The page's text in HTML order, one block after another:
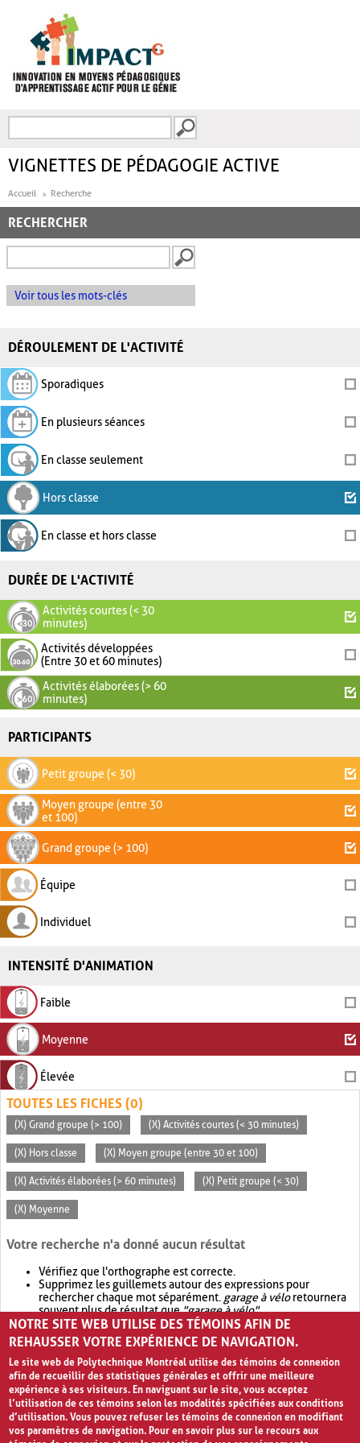
FORMULAIRE DE
VIGNETTES DE PÉDAGOGIE ACTIVE
Accueil Recherche
RECHERCHER
Voir tous les mots-clés
DÉROULEMENT DE L'ACTIVITÉ
Sporadiques
En plusieurs séances
En classe seulement
Hors classe
En classe et hors classe
DURÉE DE L'ACTIVITÉ
Activités courtes (< 30
minutes)
Activités développées
(Entre 30 et 60 minutes)
Activités élaborées (> 60
minutes)
PARTICIPANTS
Petit groupe (< 30)
Moyen groupe (entre 30
et 100)
Grand groupe (> 100)
Équipe
Individuel
INTENSITÉ D'ANIMATION
Faible
Moyenne
Élevée
TOUTES LES FICHES (0)
(X) Grand groupe (> 100) (X) Activités courtes (< 30 minutes)
(X) Hors classe (X) Moyen groupe (entre 30 et 100)
(X) Activités élaborées (> 60 minutes) (X) Petit groupe (< 30)
(X) Moyenne
Votre recherche n'a donné aucun résultat
Vérifiez que l'orthographe est correcte.
Supprimez les guillemets autour des expressions pour
rechercher chaque mot séparément. garage à véloretournera
souvent plus de résultat que"garage à vélo".
Envisagez d'élargir votre recherche avec OR.garage OR vélo
retournera souvent plus de résultat quegarage à vélo
NOTRE SITE WEB UTILISE DES TÉMOINS AFIN DE
REHAUSSER VOTRE EXPÉRIENCE DE NAVIGATION.
Le site web de Polytechnique Montréal utilise des témoins de connexion
afin de recueillir des statistiques générales et offrir une meilleure
expérience à ses visiteurs. En naviguant sur le site, vous acceptez
l’utilisation de ces témoins selon les modalités spécifiées aux conditions
d’utilisation. Vous pouvez refuser les témoins de connexion en modifiant
vos paramètres de navigation. Pour en savoir plus sur le recours aux